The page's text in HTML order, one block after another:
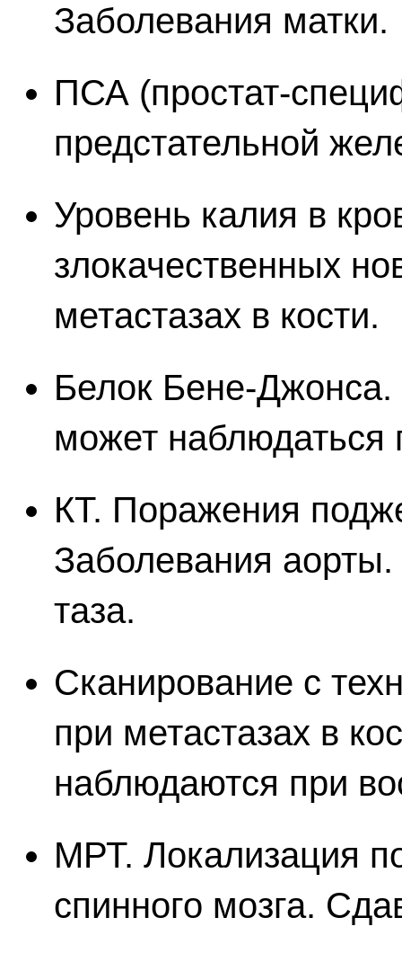
Заболевания матки.
ПСА (простат-
предстательной
Уровень калия в
злокачественных
метастазах в кости.
Белок Бене-
может
КТ. Поражения
Заболевания
таза.
Сканирование с
при метастазах в
наблюдаются при
МРТ. Локализация
спинного мозга.